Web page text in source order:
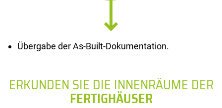
Übergabe der As-Built-Dokumentation.
ERKUNDEN SIE DIE INNENRÄUME DER
FERTIGHÄUSER